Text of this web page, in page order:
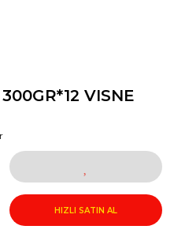
VISNE
HIZLI SATIN AL